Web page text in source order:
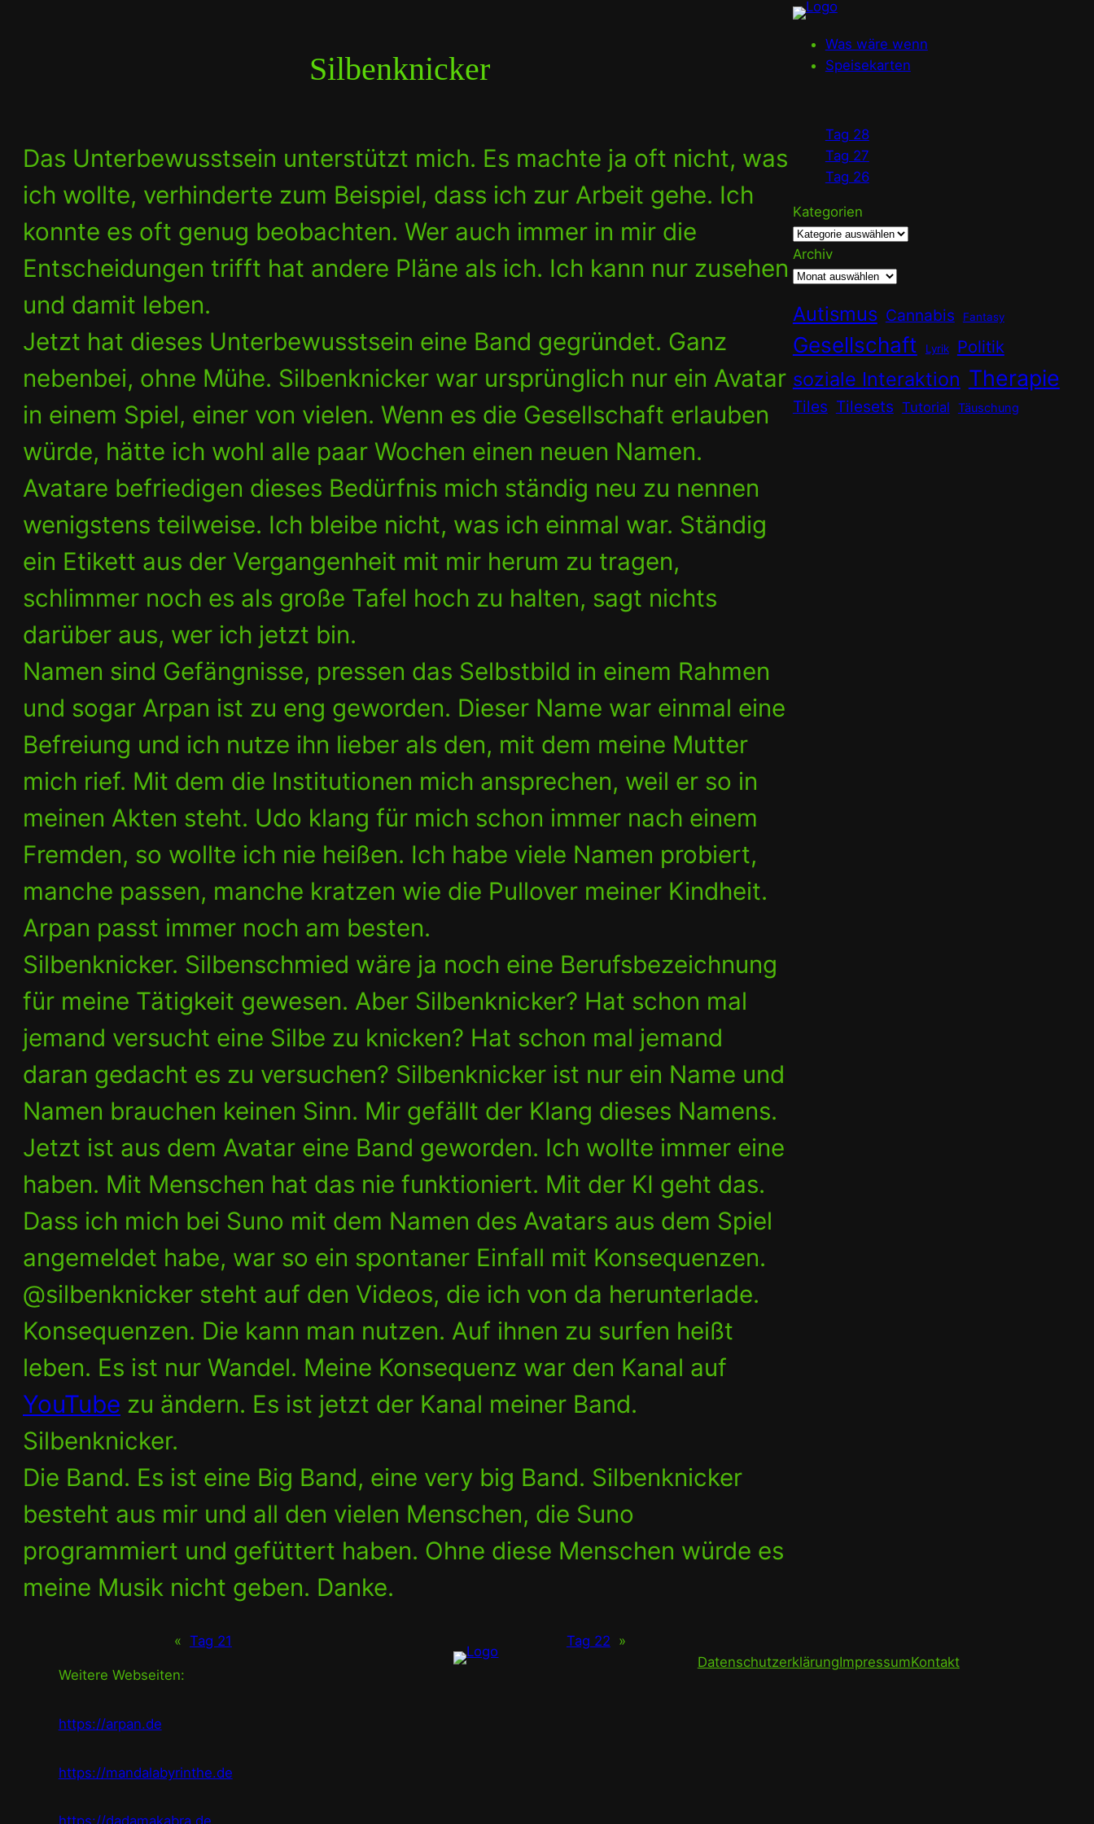
Silbenknicker
Das Unterbewusstsein unterstützt mich. Es machte ja oft nicht, was
ich wollte, verhinderte zum Beispiel, dass ich zur Arbeit gehe. Ich
konnte es oft genug beobachten. Wer auch immer in mir die
Entscheidungen trifft hat andere Pläne als ich. Ich kann nur zusehen
und damit leben.
Jetzt hat dieses Unterbewusstsein eine Band gegründet. Ganz
nebenbei, ohne Mühe. Silbenknicker war ursprünglich nur ein Avatar
in einem Spiel, einer von vielen. Wenn es die Gesellschaft erlauben
würde, hätte ich wohl alle paar Wochen einen neuen Namen.
Avatare befriedigen dieses Bedürfnis mich ständig neu zu nennen
wenigstens teilweise. Ich bleibe nicht, was ich einmal war. Ständig
ein Etikett aus der Vergangenheit mit mir herum zu tragen,
schlimmer noch es als große Tafel hoch zu halten, sagt nichts
darüber aus, wer ich jetzt bin.
Namen sind Gefängnisse, pressen das Selbstbild in einem Rahmen
und sogar Arpan ist zu eng geworden. Dieser Name war einmal eine
Befreiung und ich nutze ihn lieber als den, mit dem meine Mutter
mich rief. Mit dem die Institutionen mich ansprechen, weil er so in
meinen Akten steht. Udo klang für mich schon immer nach einem
Fremden, so wollte ich nie heißen. Ich habe viele Namen probiert,
manche passen, manche kratzen wie die Pullover meiner Kindheit.
Arpan passt immer noch am besten.
Silbenknicker. Silbenschmied wäre ja noch eine Berufsbezeichnung
für meine Tätigkeit gewesen. Aber Silbenknicker? Hat schon mal
jemand versucht eine Silbe zu knicken? Hat schon mal jemand
daran gedacht es zu versuchen? Silbenknicker ist nur ein Name und
Namen brauchen keinen Sinn. Mir gefällt der Klang dieses Namens.
Jetzt ist aus dem Avatar eine Band geworden. Ich wollte immer eine
haben. Mit Menschen hat das nie funktioniert. Mit der KI geht das.
Dass ich mich bei Suno mit dem Namen des Avatars aus dem Spiel
angemeldet habe, war so ein spontaner Einfall mit Konsequenzen.
@silbenknicker steht auf den Videos, die ich von da herunterlade.
Konsequenzen. Die kann man nutzen. Auf ihnen zu surfen heißt
leben. Es ist nur Wandel. Meine Konsequenz war den Kanal auf
YouTube zu ändern. Es ist jetzt der Kanal meiner Band.
Silbenknicker.
Die Band. Es ist eine Big Band, eine very big Band. Silbenknicker
besteht aus mir und all den vielen Menschen, die Suno
programmiert und gefüttert haben. Ohne diese Menschen würde es
meine Musik nicht geben. Danke.
« Tag 21 Tag 22 »
Was wäre wenn
Speisekarten
Tag 28
Tag 27
Tag 26
Kategorien
Archiv
Autismus Cannabis Fantasy
Gesellschaft Lyrik Politik
soziale Interaktion Therapie
Tiles Tilesets Tutorial Täuschung
Weitere Webseiten:
https://arpan.de
https://mandalabyrinthe.de
DatenschutzerklärungImpressumKontakt